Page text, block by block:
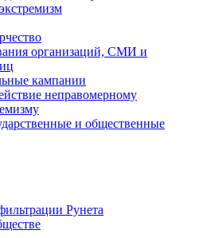
организаций, СМИ и
кампании
неправомерному
и общественные
Рунета